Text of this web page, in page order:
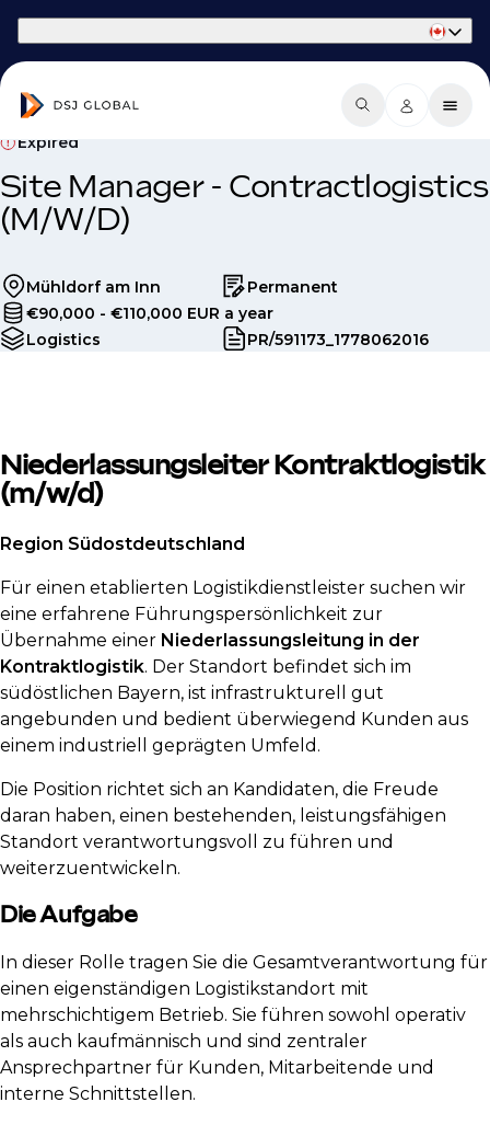
Expired
Site Manager - Contractlogistics
(M/W/D)
Mühldorf am Inn
Permanent
€90,000 - €110,000 EUR a year
Logistics
PR/591173_1778062016
Niederlassungsleiter Kontraktlogistik
(m/w/d)
Region Südostdeutschland
Für einen etablierten Logistikdienstleister suchen wir
eine erfahrene Führungspersönlichkeit zur
Übernahme einer Niederlassungsleitung in der
Kontraktlogistik. Der Standort befindet sich im
südöstlichen Bayern, ist infrastrukturell gut
angebunden und bedient überwiegend Kunden aus
einem industriell geprägten Umfeld.
Die Position richtet sich an Kandidaten, die Freude
daran haben, einen bestehenden, leistungsfähigen
Standort verantwortungsvoll zu führen und
weiterzuentwickeln.
Die Aufgabe
In dieser Rolle tragen Sie die Gesamtverantwortung für
einen eigenständigen Logistikstandort mit
mehrschichtigem Betrieb. Sie führen sowohl operativ
als auch kaufmännisch und sind zentraler
Ansprechpartner für Kunden, Mitarbeitende und
interne Schnittstellen.